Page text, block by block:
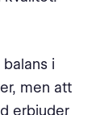
i
men att
erbjuder